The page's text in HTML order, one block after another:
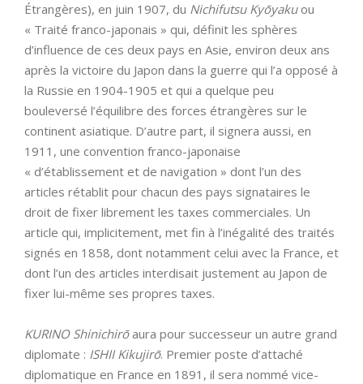
Étrangères), en juin 1907, du Nichifutsu Kyōyakuou
« Traité franco-japonais » qui, définit les sphères
d’influence de ces deux pays en Asie, environ deux ans
après la victoire du Japon dans la guerre qui l’a opposé à
la Russie en 1904-1905 et qui a quelque peu
bouleversé l’équilibre des forces étrangères sur le
continent asiatique. D’autre part, il signera aussi, en
1911, une convention franco-japonaise
« d’établissement et de navigation » dont l’un des
articles rétablit pour chacun des pays signataires le
droit de fixer librement les taxes commerciales. Un
article qui, implicitement, met fin à l’inégalité des traités
signés en 1858, dont notamment celui avec la France, et
dont l’un des articles interdisait justement au Japon de
fixer lui-même ses propres taxes.
KURINO Shinichirōaura pour successeur un autre grand
diplomate : ISHII Kikujirō. Premier poste d’attaché
diplomatique en France en 1891, il sera nommé vice-